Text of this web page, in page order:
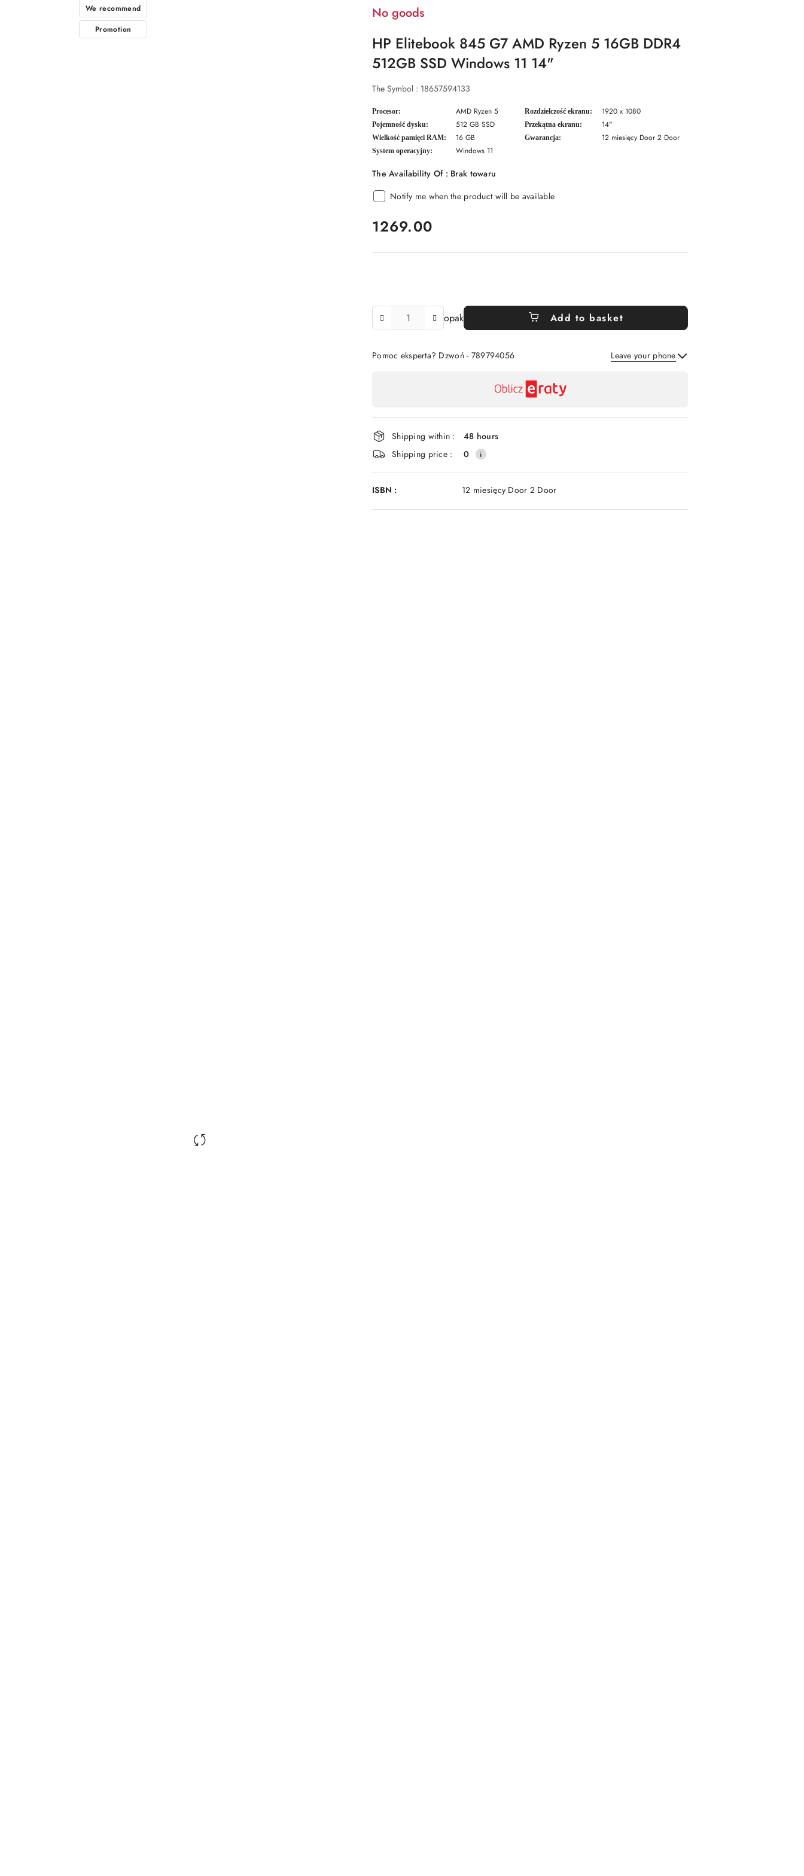
We recommend
Promotion
No goods
HP Elitebook 845 G7 AMD Ryzen 5 16GB DDR4
512GB SSD Windows 11 14"
The Symbol : 18657594133
Procesor: AMD Ryzen 5 Rozdzielczość ekranu: 1920 x 1080
Pojemność dysku: 512 GB SSD Przekątna ekranu: 14"
Wielkość pamięci RAM: 16 GB Gwarancja: 12 miesięcy Door 2 Door
System operacyjny: Windows 11
The Availability Of : Brak towaru
Notify me when the product will be available
price:
1269.00
The
Amount
opak Add to basket
Pomoc eksperta? Dzwoń - 789794056 Leave your phone
and
delivery
Shipping within :
48 hours
Shipping price :
0
ISBN : 12 miesięcy Door 2 Door